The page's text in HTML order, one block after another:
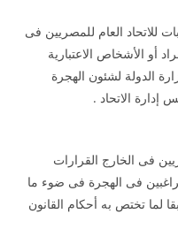
للاتحاد العام للمصريين فى
أو الأشخاص الاعتبارية
الدولة لشئون الهجرة
الاتحاد .
فى الخارج القرارات
فى الهجرة فى ضوء ما
لما تختص به أحكام القانون